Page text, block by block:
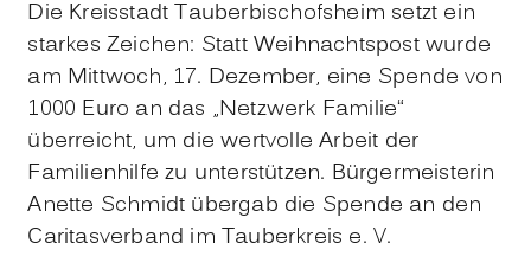
Die Kreisstadt Tauberbischofsheim setzt ein
starkes Zeichen: Statt Weihnachtspost wurde
am Mittwoch, 17. Dezember, eine Spende von
1000 Euro an das „Netzwerk Familie“
überreicht, um die wertvolle Arbeit der
Familienhilfe zu unterstützen. Bürgermeisterin
Anette Schmidt übergab die Spende an den
Caritasverband im Tauberkreis e. V.